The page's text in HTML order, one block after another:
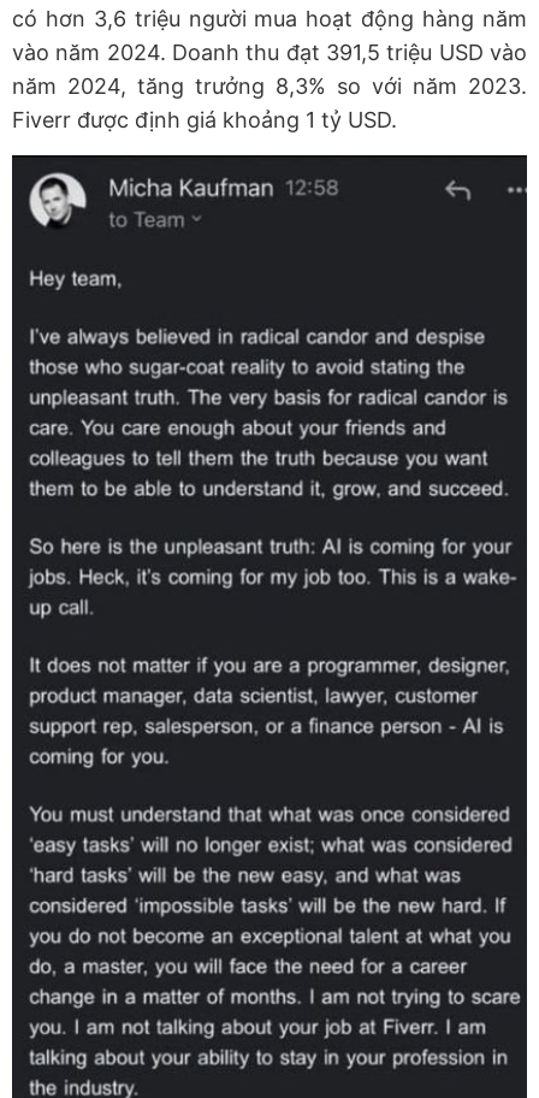
có hơn 3,6 triệu người mua hoạt động hàng năm
vào năm 2024. Doanh thu đạt 391,5 triệu USD vào
năm 2024, tăng trưởng 8,3% so với năm 2023.
Fiverr được định giá khoảng 1 tỷ USD.